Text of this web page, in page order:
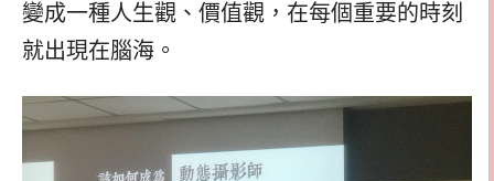
變成一種人生觀、價值觀，在每個重要的時刻
就出現在腦海。